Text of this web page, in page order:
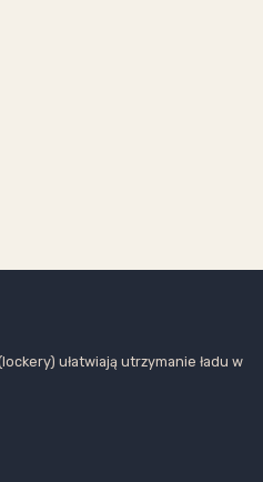
ułatwiają utrzymanie ładu w